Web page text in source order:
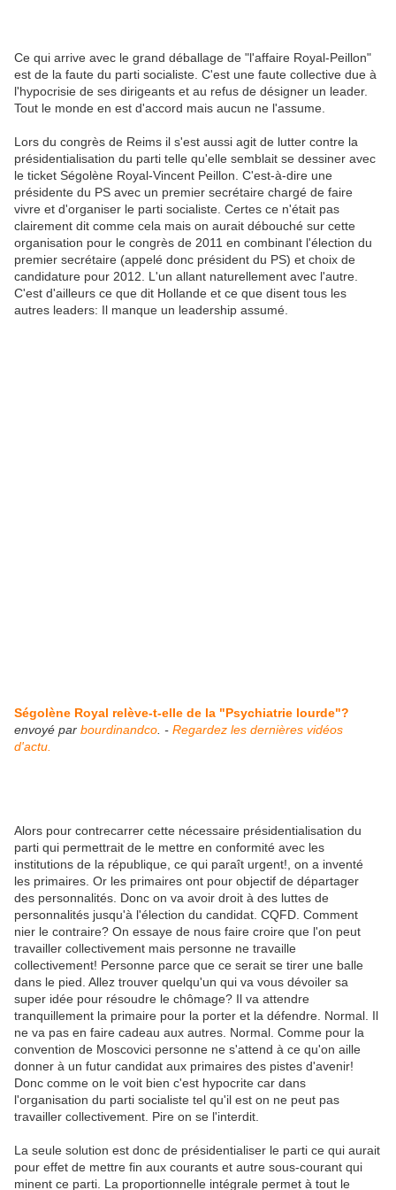
Ce qui arrive avec le grand déballage de "l'affaire Royal-Peillon"
est de la faute du parti socialiste. C'est une faute collective due à
l'hypocrisie de ses dirigeants et au refus de désigner un leader.
Tout le monde en est d'accord mais aucun ne l'assume.
Lors du congrès de Reims il s'est aussi agit de lutter contre la
présidentialisation du parti telle qu'elle semblait se dessiner avec
le ticket Ségolène Royal-Vincent Peillon. C'est-à-dire une
présidente du PS avec un premier secrétaire chargé de faire
vivre et d'organiser le parti socialiste. Certes ce n'était pas
clairement dit comme cela mais on aurait débouché sur cette
organisation pour le congrès de 2011 en combinant l'élection du
premier secrétaire (appelé donc président du PS) et choix de
candidature pour 2012. L'un allant naturellement avec l'autre.
C'est d'ailleurs ce que dit Hollande et ce que disent tous les
autres leaders: Il manque un leadership assumé.
Ségolène Royal relève-t-elle de la "Psychiatrie lourde"?
envoyé par bourdinandco . - Regardez les dernières vidéos
d'actu.
Alors pour contrecarrer cette nécessaire présidentialisation du
parti qui permettrait de le mettre en conformité avec les
institutions de la république, ce qui paraît urgent!, on a inventé
les primaires. Or les primaires ont pour objectif de départager
des personnalités. Donc on va avoir droit à des luttes de
personnalités jusqu'à l'élection du candidat. CQFD. Comment
nier le contraire? On essaye de nous faire croire que l'on peut
travailler collectivement mais personne ne travaille
collectivement! Personne parce que ce serait se tirer une balle
dans le pied. Allez trouver quelqu'un qui va vous dévoiler sa
super idée pour résoudre le chômage? Il va attendre
tranquillement la primaire pour la porter et la défendre. Normal. Il
ne va pas en faire cadeau aux autres. Normal. Comme pour la
convention de Moscovici personne ne s'attend à ce qu'on aille
donner à un futur candidat aux primaires des pistes d'avenir!
Donc comme on le voit bien c'est hypocrite car dans
l'organisation du parti socialiste tel qu'il est on ne peut pas
travailler collectivement. Pire on se l'interdit.
La seule solution est donc de présidentialiser le parti ce qui aurait
pour effet de mettre fin aux courants et autre sous-courant qui
minent ce parti. La proportionnelle intégrale permet à tout le